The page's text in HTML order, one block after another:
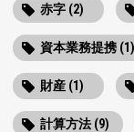
赤字 (2)
資本業務提携 (1)
財産 (1)
計算方法 (9)